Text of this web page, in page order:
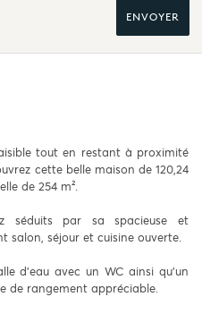
tout en restant à proximité
cette belle maison de 120,24
de 254 m².
séduits par sa spacieuse et
salon, séjour et cuisine ouverte.
d'eau avec un WC ainsi qu'un
de rangement appréciable.